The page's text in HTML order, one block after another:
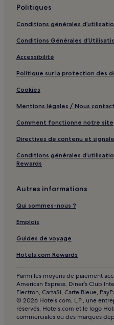
Politiques
Conditions générales
Conditions Générales
Accessibilité
Politique sur la protection des
Cookies
Mentions légales / Nous
Comment fonctionne notre site
Directives de contenu et
Conditions générales
Rewards
Autres informations
Qui sommes-nous ?
Emplois
Guides de voyage
Hotels.com Rewards
Parmi les moyens de paiement
American Express, Diner’s Club
Electron, CartaSi, Carte Bleue,
© 2026 Hotels.com, L.P., une
réservés. Hotels.com et le logo
commerciales ou des marques